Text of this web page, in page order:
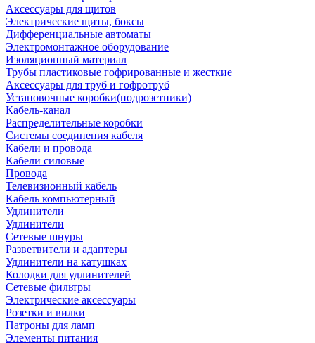
Аксессуары для щитов
Электрические щиты, боксы
Дифференциальные автоматы
Электромонтажное оборудование
Изоляционный материал
Трубы пластиковые гофрированные и жесткие
Аксессуары для труб и гофротруб
Установочные коробки(подрозетники)
Кабель-канал
Распределительные коробки
Системы соединения кабеля
Кабели и провода
Кабели силовые
Провода
Телевизионный кабель
Кабель компьютерный
Удлинители
Удлинители
Сетевые шнуры
Разветвители и адаптеры
Удлинители на катушках
Колодки для удлинителей
Сетевые фильтры
Электрические аксессуары
Розетки и вилки
Патроны для ламп
Элементы питания